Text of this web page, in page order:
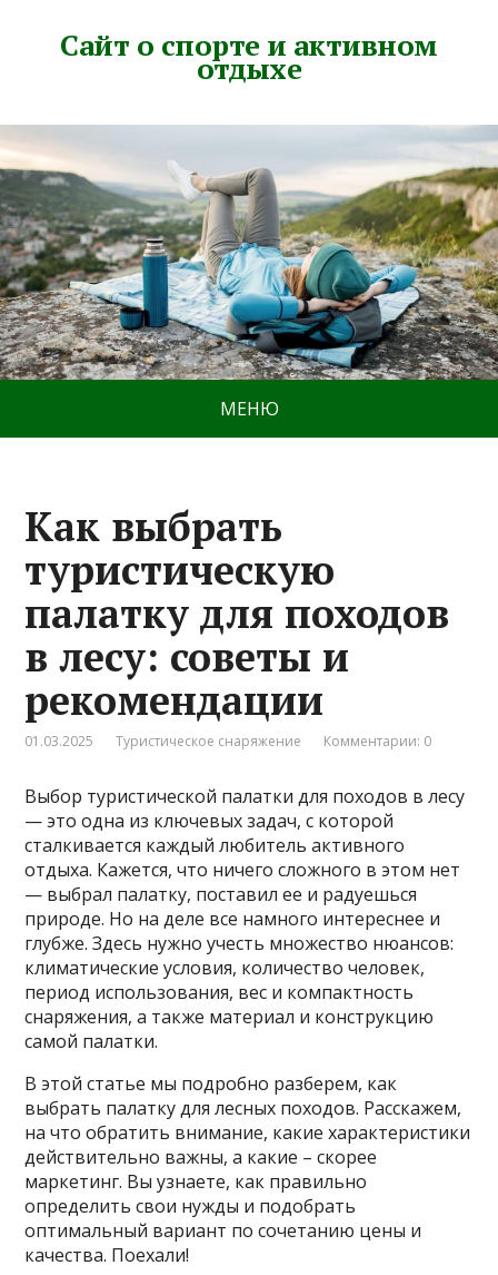
Сайт о спорте и активном
отдыхе
МЕНЮ
Как выбрать
туристическую
палатку для походов
в лесу: советы и
рекомендации
01.03.2025 Туристическое снаряжение Комментарии: 0
Выбор туристической палатки для походов в лесу
— это одна из ключевых задач, с которой
сталкивается каждый любитель активного
отдыха. Кажется, что ничего сложного в этом нет
— выбрал палатку, поставил ее и радуешься
природе. Но на деле все намного интереснее и
глубже. Здесь нужно учесть множество нюансов:
климатические условия, количество человек,
период использования, вес и компактность
снаряжения, а также материал и конструкцию
самой палатки.
В этой статье мы подробно разберем, как
выбрать палатку для лесных походов. Расскажем,
на что обратить внимание, какие характеристики
действительно важны, а какие – скорее
маркетинг. Вы узнаете, как правильно
определить свои нужды и подобрать
оптимальный вариант по сочетанию цены и
качества. Поехали!